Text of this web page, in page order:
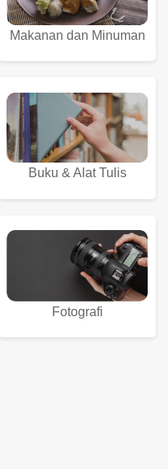
Makanan dan Minuman
Buku & Alat Tulis
Fotografi